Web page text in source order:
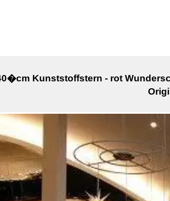
Kunststoffstern - rot